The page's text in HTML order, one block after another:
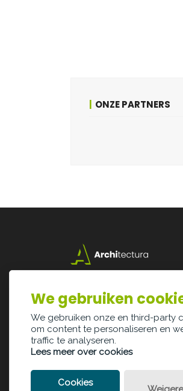
ONZE PARTNERS
3500 Hasselt
info@architectura.be
We gebruiken
We gebruiken onze en third-party
om content te personaliseren en
traffic te analyseren.
Lees meer over cookies
Cookies